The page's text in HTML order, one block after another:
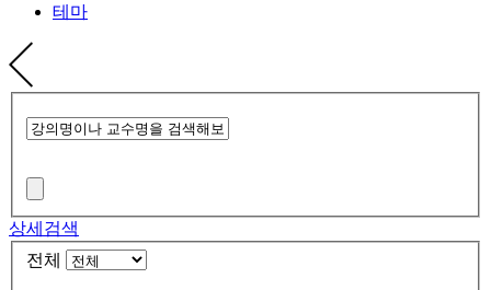
테마
상세검색
전체